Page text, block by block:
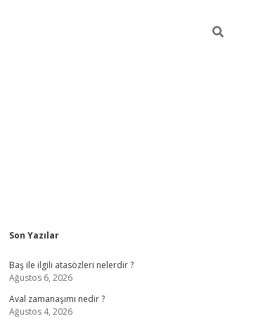
Sidebar
Son Yazılar
Baş ile ilgili atasözleri nelerdir ?
Ağustos 6, 2026
Aval zamanaşımı nedir ?
Ağustos 4, 2026